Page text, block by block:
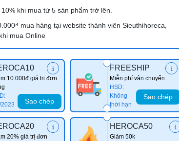
khi mua từ 5 sản phẩm trở lên.
mua hàng tại website thành viên Sieuthihoreca,
mua Online
10.000đ giá trị đơn
Sao chép
FREESHIP
Miễn phí vận chuyển
HSD:
Không
thời hạn
Sao chép
20% giá trị đơn
HEROCA50
Giảm 50k